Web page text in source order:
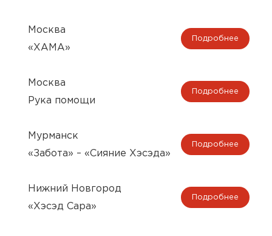
Москва
«ХАМА»
Подробнее
Москва
Рука помощи
Подробнее
Мурманск
«Забота» – «Сияние Хэсэда»
Подробнее
Нижний Новгород
«Хэсэд Сара»
Подробнее